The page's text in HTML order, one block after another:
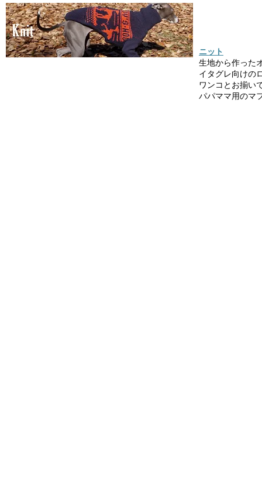
ニット
生地から作った
イタグレ向けの
ワンコとお揃い
パパママ用のマ